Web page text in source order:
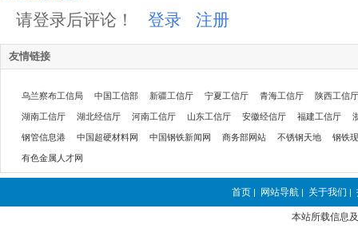
请登录后评论！ 登录 注册
友情链接
乌兰察布工信局 中国工信部 新疆工信厅 宁夏工信厅 青海工信厅 陕西工信厅
湖南工信厅 湖北经信厅 河南工信厅 山东工信厅 安徽经信厅 福建工信厅
钢管信息港 中国超硬材料网 中国钢铁新闻网 商务部网站 不锈钢天地 钢铁
有色金属人才网
首页 | 网站导航 | 关于我们 |
本站所载信息